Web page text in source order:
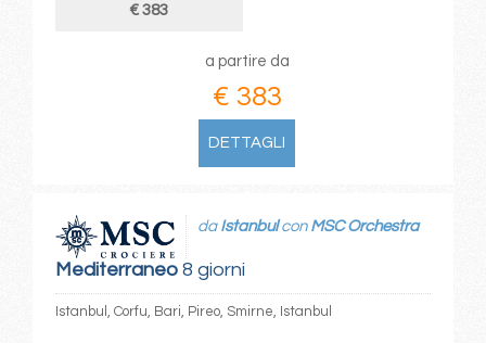
€ 383
a partire da
€ 383
DETTAGLI
Mediterraneo8 giorni
da Istanbulcon MSC Orchestra
Istanbul, Corfu, Bari, Pireo, Smirne, Istanbul